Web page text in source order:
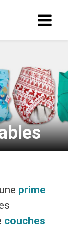
prime
couches